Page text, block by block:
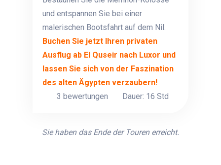
und entspannen Sie bei einer
malerischen Bootsfahrt auf dem Nil.
Buchen Sie jetzt Ihren privaten
Ausflug ab El Quseir nach Luxor und
lassen Sie sich von der Faszination
des alten Ägypten verzaubern!
3 bewertungen
Dauer: 16 Std
Sie haben das Ende der Touren erreicht.